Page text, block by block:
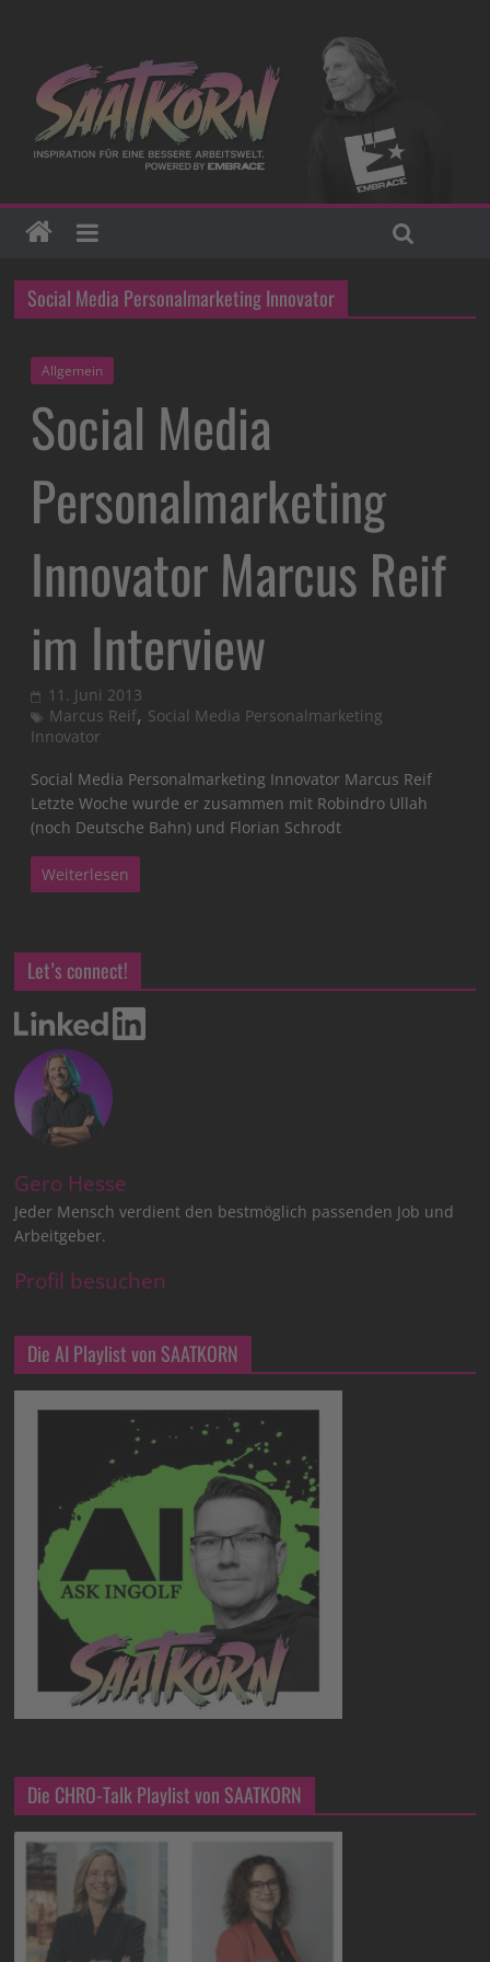
Social Media Personalmarketing Innovator
Allgemein
Social Media
Personalmarketing
Innovator Marcus Reif
im Interview
11. Juni 2013
Marcus Reif, Social Media Personalmarketing
Innovator
Social Media Personalmarketing Innovator Marcus Reif
Letzte Woche wurde er zusammen mit Robindro Ullah
(noch Deutsche Bahn) und Florian Schrodt
Weiterlesen
Let’s connect!
Gero Hesse
Jeder Mensch verdient den bestmöglich passenden Job und
Arbeitgeber.
Profil besuchen
Die AI Playlist von SAATKORN
Die CHRO-Talk Playlist von SAATKORN